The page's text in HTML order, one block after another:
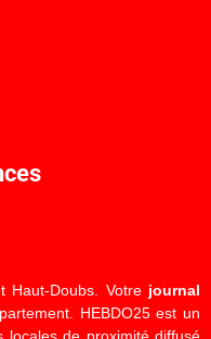
Haut-Doubs. Votre journal
HEBDO25 est un